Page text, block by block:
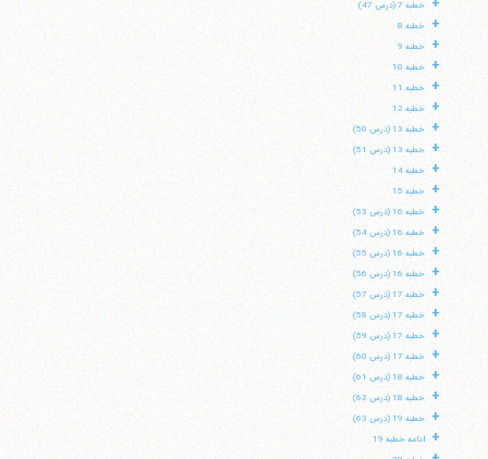
خطبه 7 (درس 47)
+ خطبه 8
+ خطبه 9
+ خطبه 10
+ خطبه 11
+ خطبه 12
+ خطبه 13 (درس 50)
+ خطبه 13 (درس 51)
+ خطبه 14
+ خطبه 15
+ خطبه 16 (درس 53)
+ خطبه 16 (درس 54)
+ خطبه 16 (درس 55)
+ خطبه 16 (درس 56)
+ خطبه 17 (درس 57)
+ خطبه 17 (درس 58)
+ خطبه 17 (درس 59)
+ خطبه 17 (درس 60)
+ خطبه 18 (درس 61)
+ خطبه 18 (درس 62)
+ خطبه 19 (درس 63)
+ ادامه خطبه 19